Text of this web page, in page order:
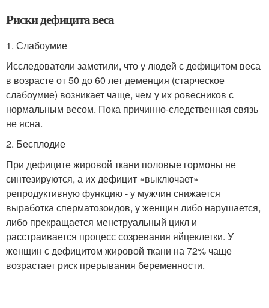
Риски дефицита веса
1. Слабоумие
Исследователи заметили, что у людей с дефицитом веса
в возрасте от 50 до 60 лет деменция (старческое
слабоумие) возникает чаще, чем у их ровесников с
нормальным весом. Пока причинно-следственная связь
не ясна.
2. Бесплодие
При дефиците жировой ткани половые гормоны не
синтезируются, а их дефицит «выключает»
репродуктивную функцию - у мужчин снижается
выработка сперматозоидов, у женщин либо нарушается,
либо прекращается менструальный цикл и
расстраивается процесс созревания ­яйцеклетки. У
женщин с дефицитом жировой ткани на 72% чаще
возрастает риск прерывания беременности.